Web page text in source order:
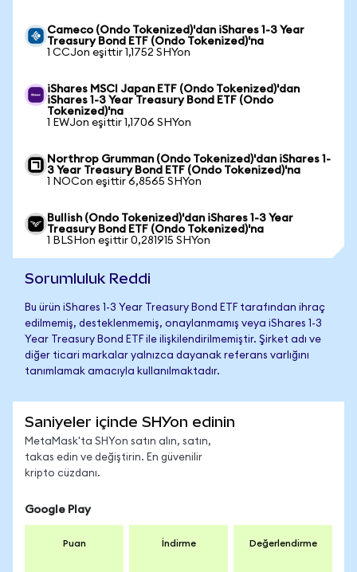
Cameco (Ondo Tokenized)'dan iShares 1-3 Year
Treasury Bond ETF (Ondo Tokenized)'na
1 CCJon eşittir 1,1752 SHYon
iShares MSCI Japan ETF (Ondo Tokenized)'dan
iShares 1-3 Year Treasury Bond ETF (Ondo
Tokenized)'na
1 EWJon eşittir 1,1706 SHYon
Northrop Grumman (Ondo Tokenized)'dan iShares 1-
3 Year Treasury Bond ETF (Ondo Tokenized)'na
1 NOCon eşittir 6,8565 SHYon
Bullish (Ondo Tokenized)'dan iShares 1-3 Year
Treasury Bond ETF (Ondo Tokenized)'na
1 BLSHon eşittir 0,281915 SHYon
Sorumluluk Reddi
Bu ürün iShares 1-3 Year Treasury Bond ETF tarafından ihraç
edilmemiş, desteklenmemiş, onaylanmamış veya iShares 1-3
Year Treasury Bond ETF ile ilişkilendirilmemiştir. Şirket adı ve
diğer ticari markalar yalnızca dayanak referans varlığını
tanımlamak amacıyla kullanılmaktadır.
Saniyeler içinde SHYon edinin
MetaMask'ta SHYon satın alın, satın,
takas edin ve değiştirin. En güvenilir
kripto cüzdanı.
Google Play
Puan İndirme Değerlendirme